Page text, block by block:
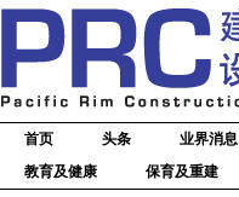
首页
头条 业界消息
教育及健康
保育及重建